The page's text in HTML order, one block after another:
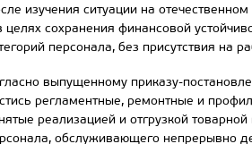
изучения ситуации на
целях сохранения финансовой
персонала, без присутствия на
выпущенному приказу-
регламентные, ремонтные и
реализацией и отгрузкой
обслуживающего непрерывно